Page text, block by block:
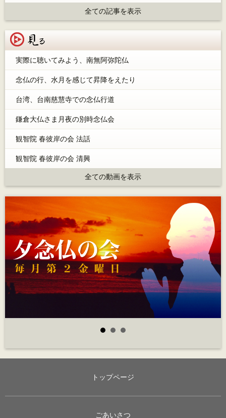
全ての記事を表示
実際に聴いてみよう、南無阿弥陀仏
念仏の行、水月を感じて昇降をえたり
台湾、台南慈慧寺での念仏行道
鎌倉大仏さま月夜の別時念仏会
観智院 春彼岸の会 法話
観智院 春彼岸の会 清興
全ての動画を表示
トップページ
ごあいさつ